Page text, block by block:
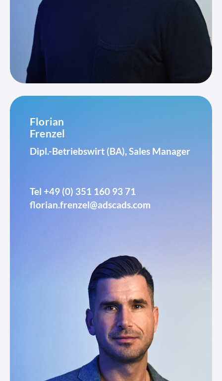
Florian
Frenzel
Dipl.-Betriebswirt (BA), Sales Manager
Tel +49 (0) 351 160 93 71
florian.frenzel@adscads.com